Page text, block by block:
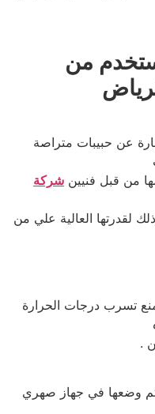
من
عن حبيبات متراصة
من قبل فنيين شركة
لقدرتها العالية علي من
منع تسرب درجات الحرارة
.
وضعها في جهاز صهري